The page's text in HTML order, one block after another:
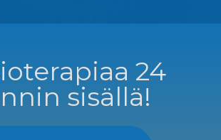
24
sisällä!